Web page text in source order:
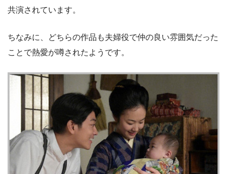
共演されています。
ちなみに、どちらの作品も夫婦役で仲の良い雰囲気だった
ことで熱愛が噂されたようです。